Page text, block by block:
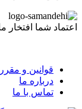
اعتماد شما
قوانین و
درباره ما
تماس با ما